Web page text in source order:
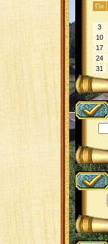
Пн
3
10
17
24
31